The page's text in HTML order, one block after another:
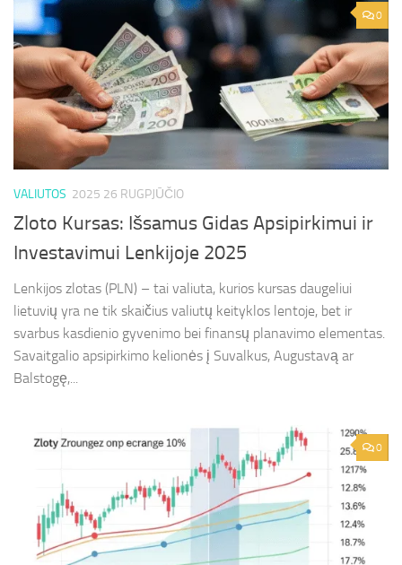
0
VALIUTOS 2025 26 RUGPJŪČIO
Zloto Kursas: Išsamus Gidas Apsipirkimui ir
Investavimui Lenkijoje 2025
Lenkijos zlotas (PLN) – tai valiuta, kurios kursas daugeliui
lietuvių yra ne tik skaičius valiutų keityklos lentoje, bet ir
svarbus kasdienio gyvenimo bei finansų planavimo elementas.
Savaitgalio apsipirkimo kelionės į Suvalkus, Augustavą ar
Balstogę,...
0